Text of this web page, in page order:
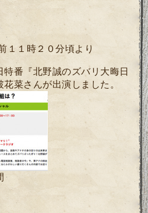
１１時２０分頃より
特番『北野誠のズバリ大晦日
花菜さんが出演しました。